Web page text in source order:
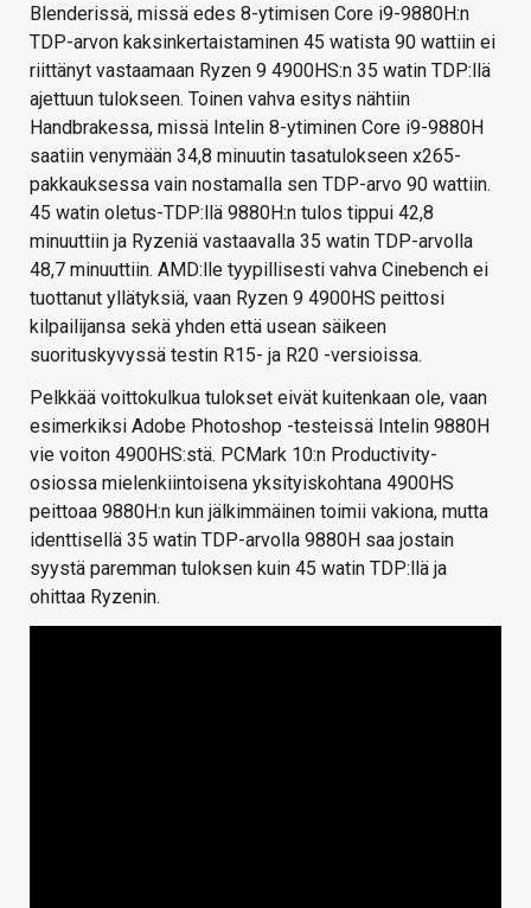
Blenderissä, missä edes 8-ytimisen Core i9-9880H:n
TDP-arvon kaksinkertaistaminen 45 watista 90 wattiin ei
riittänyt vastaamaan Ryzen 9 4900HS:n 35 watin TDP:llä
ajettuun tulokseen. Toinen vahva esitys nähtiin
Handbrakessa, missä Intelin 8-ytiminen Core i9-9880H
saatiin venymään 34,8 minuutin tasatulokseen x265-
pakkauksessa vain nostamalla sen TDP-arvo 90 wattiin.
45 watin oletus-TDP:llä 9880H:n tulos tippui 42,8
minuuttiin ja Ryzeniä vastaavalla 35 watin TDP-arvolla
48,7 minuuttiin. AMD:lle tyypillisesti vahva Cinebench ei
tuottanut yllätyksiä, vaan Ryzen 9 4900HS peittosi
kilpailijansa sekä yhden että usean säikeen
suorituskyvyssä testin R15- ja R20 -versioissa.
Pelkkää voittokulkua tulokset eivät kuitenkaan ole, vaan
esimerkiksi Adobe Photoshop -testeissä Intelin 9880H
vie voiton 4900HS:stä. PCMark 10:n Productivity-
osiossa mielenkiintoisena yksityiskohtana 4900HS
peittoaa 9880H:n kun jälkimmäinen toimii vakiona, mutta
identtisellä 35 watin TDP-arvolla 9880H saa jostain
syystä paremman tuloksen kuin 45 watin TDP:llä ja
ohittaa Ryzenin.